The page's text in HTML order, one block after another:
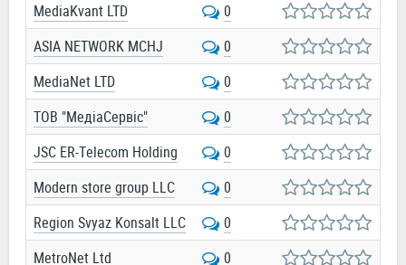
MediaKvant LTD
0
ASIA NETWORK MCHJ
0
MediaNet LTD
0
ТОВ "МедіаСервіс"
0
JSC ER-Telecom Holding
0
Modern store group LLC
0
Region Svyaz Konsalt LLC
0
MetroNet Ltd
0